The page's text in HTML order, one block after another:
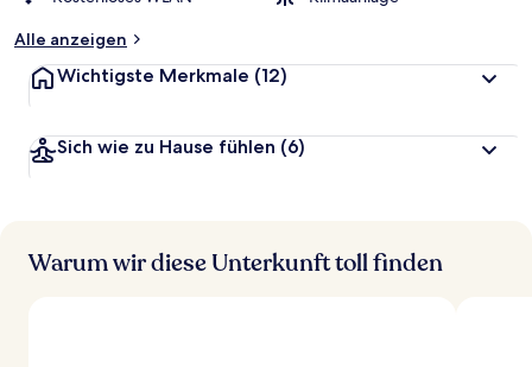
Alle anzeigen
Wichtigste Merkmale (12)
Sich wie zu Hause fühlen (6)
Warum wir diese Unterkunft toll finden